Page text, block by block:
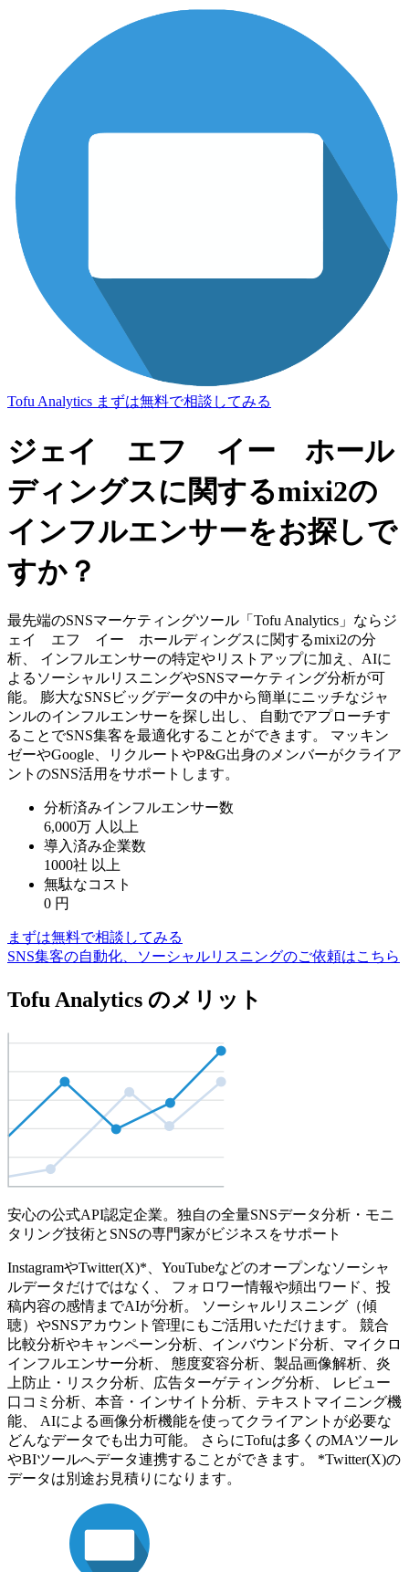
Tofu Analytics まずは無料で相談してみる
ジェイ エフ イー ホール
ディングスに関するmixi2の
インフルエンサーをお探しで
すか？
最先端のSNSマーケティングツール「Tofu Analytics」ならジ
ェイ エフ イー ホールディングスに関するmixi2の分
析、 インフルエンサーの特定やリストアップに加え、AIに
よるソーシャルリスニングやSNSマーケティング分析が可
能。 膨大なSNSビッグデータの中から簡単にニッチなジャ
ンルのインフルエンサーを探し出し、 自動でアプローチす
ることでSNS集客を最適化することができます。 マッキン
ゼーやGoogle、リクルートやP&G出身のメンバーがクライア
ントのSNS活用をサポートします。
分析済みインフルエンサー数
6,000万 人以上
導入済み企業数
1000社 以上
無駄なコスト
0 円
まずは無料で相談してみる
SNS集客の自動化、ソーシャルリスニングのご依頼はこちら
Tofu Analytics のメリット
安心の公式API認定企業。独自の全量SNSデータ分析・モニ
タリング技術とSNSの専門家がビジネスをサポート
InstagramやTwitter(X)*、YouTubeなどのオープンなソーシャ
ルデータだけではなく、 フォロワー情報や頻出ワード、投
稿内容の感情までAIが分析。 ソーシャルリスニング（傾
聴）やSNSアカウント管理にもご活用いただけます。 競合
比較分析やキャンペーン分析、インバウンド分析、マイクロ
インフルエンサー分析、 態度変容分析、製品画像解析、炎
上防止・リスク分析、広告ターゲティング分析、 レビュー
口コミ分析、本音・インサイト分析、テキストマイニング機
能、 AIによる画像分析機能を使ってクライアントが必要な
どんなデータでも出力可能。 さらにTofuは多くのMAツール
やBIツールへデータ連携することができます。 *Twitter(X)の
データは別途お見積りになります。